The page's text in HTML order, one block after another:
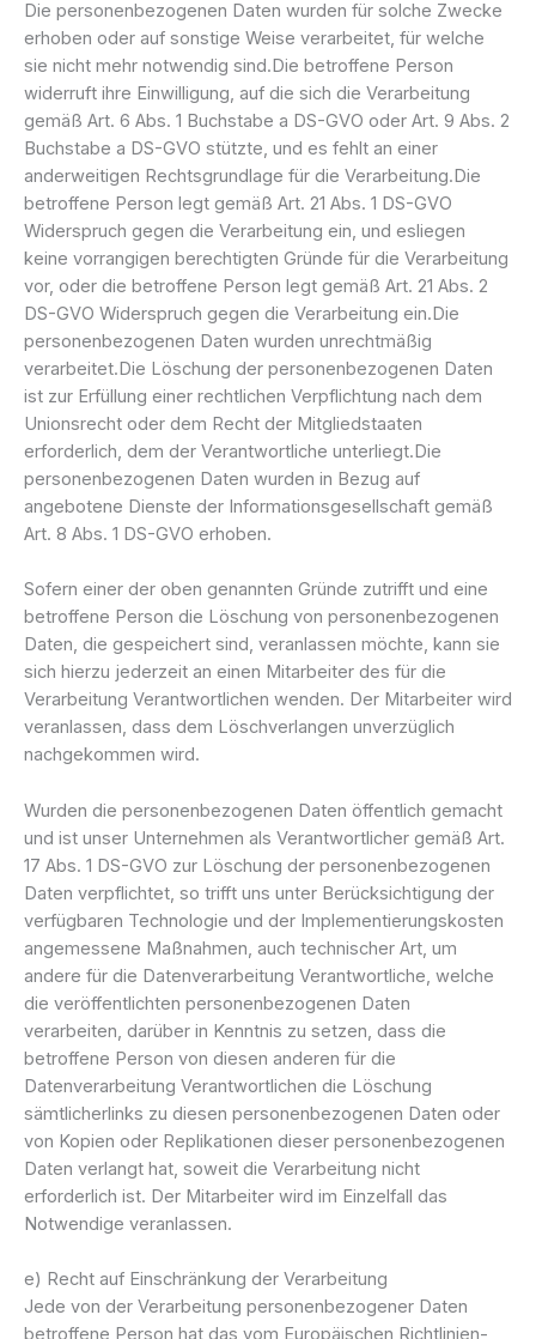
Die personenbezogenen Daten wurden für solche Zwecke
erhoben oder auf sonstige Weise verarbeitet, für welche
sie nicht mehr notwendig sind.Die betroffene Person
widerruft ihre Einwilligung, auf die sich die Verarbeitung
gemäß Art. 6 Abs. 1 Buchstabe a DS-GVO oder Art. 9 Abs. 2
Buchstabe a DS-GVO stützte, und es fehlt an einer
anderweitigen Rechtsgrundlage für die Verarbeitung.Die
betroffene Person legt gemäß Art. 21 Abs. 1 DS-GVO
Widerspruch gegen die Verarbeitung ein, und esliegen
keine vorrangigen berechtigten Gründe für die Verarbeitung
vor, oder die betroffene Person legt gemäß Art. 21 Abs. 2
DS-GVO Widerspruch gegen die Verarbeitung ein.Die
personenbezogenen Daten wurden unrechtmäßig
verarbeitet.Die Löschung der personenbezogenen Daten
ist zur Erfüllung einer rechtlichen Verpflichtung nach dem
Unionsrecht oder dem Recht der Mitgliedstaaten
erforderlich, dem der Verantwortliche unterliegt.Die
personenbezogenen Daten wurden in Bezug auf
angebotene Dienste der Informationsgesellschaft gemäß
Art. 8 Abs. 1 DS-GVO erhoben.
Sofern einer der oben genannten Gründe zutrifft und eine
betroffene Person die Löschung von personenbezogenen
Daten, die gespeichert sind, veranlassen möchte, kann sie
sich hierzu jederzeit an einen Mitarbeiter des für die
Verarbeitung Verantwortlichen wenden. Der Mitarbeiter wird
veranlassen, dass dem Löschverlangen unverzüglich
nachgekommen wird.
Wurden die personenbezogenen Daten öffentlich gemacht
und ist unser Unternehmen als Verantwortlicher gemäß Art.
17 Abs. 1 DS-GVO zur Löschung der personenbezogenen
Daten verpflichtet, so trifft uns unter Berücksichtigung der
verfügbaren Technologie und der Implementierungskosten
angemessene Maßnahmen, auch technischer Art, um
andere für die Datenverarbeitung Verantwortliche, welche
die veröffentlichten personenbezogenen Daten
verarbeiten, darüber in Kenntnis zu setzen, dass die
betroffene Person von diesen anderen für die
Datenverarbeitung Verantwortlichen die Löschung
sämtlicherlinks zu diesen personenbezogenen Daten oder
von Kopien oder Replikationen dieser personenbezogenen
Daten verlangt hat, soweit die Verarbeitung nicht
erforderlich ist. Der Mitarbeiter wird im Einzelfall das
Notwendige veranlassen.
e) Recht auf Einschränkung der Verarbeitung
Jede von der Verarbeitung personenbezogener Daten
betroffene Person hat das vom Europäischen Richtlinien-